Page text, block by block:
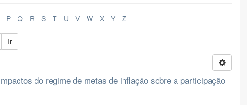
P Q R S T U V W X Y Z
Ir
do regime de metas de inflação sobre a participação